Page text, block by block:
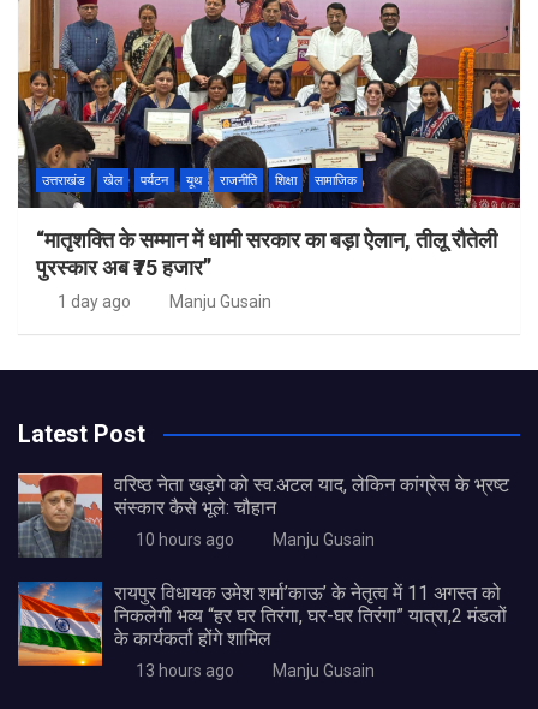
उत्तराखंड खेल पर्यटन यूथ राजनीति शिक्षा सामाजिक
“मातृशक्ति के सम्मान में धामी सरकार का बड़ा ऐलान, तीलू रौतेली
पुरस्कार अब ₹75 हजार”
1 day ago Manju Gusain
Latest Post
वरिष्ठ नेता खड़गे को स्व.अटल याद, लेकिन कांग्रेस के भ्रष्ट
संस्कार कैसे भूले: चौहान
10 hours ago Manju Gusain
रायपुर विधायक उमेश शर्मा’काऊ’ के नेतृत्व में 11 अगस्त को
निकलेगी भव्य “हर घर तिरंगा, घर-घर तिरंगा” यात्रा,2 मंडलों
के कार्यकर्ता होंगे शामिल
13 hours ago Manju Gusain